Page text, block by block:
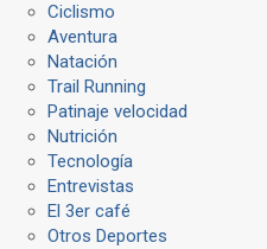
Ciclismo
Aventura
Natación
Trail Running
Patinaje velocidad
Nutrición
Tecnología
Entrevistas
El 3er café
Otros Deportes